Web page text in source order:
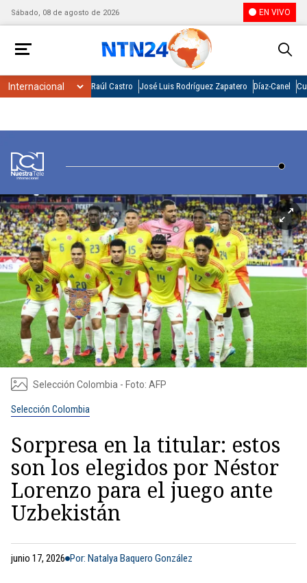
Sábado, 08 de agosto de 2026 EN VIVO
Raúl Castro José Luis Rodríguez Zapatero Díaz-Canel
Selección Colombia - Foto: AFP
Selección Colombia
Sorpresa en la titular: estos
son los elegidos por Néstor
Lorenzo para el juego ante
Uzbekistán
junio 17, 2026 Por: Natalya Baquero González